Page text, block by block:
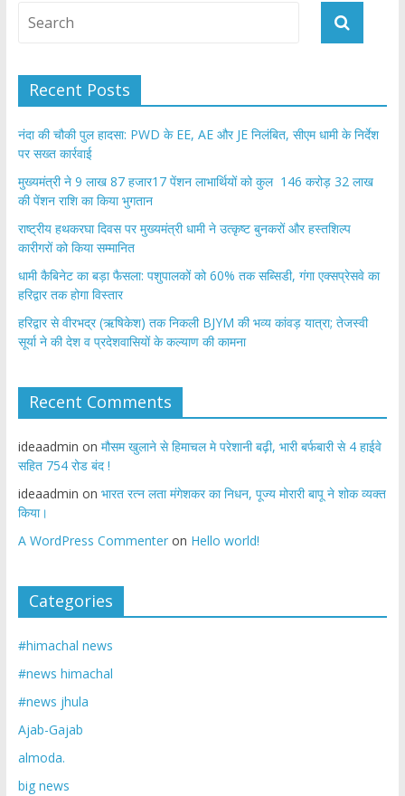
Recent Posts
नंदा की चौकी पुल हादसा: PWD के EE, AE और JE निलंबित, सीएम धामी के निर्देश
पर सख्त कार्रवाई
मुख्यमंत्री ने 9 लाख 87 हजार17 पेंशन लाभार्थियों को कुल 146 करोड़ 32 लाख
की पेंशन राशि का किया भुगतान
राष्ट्रीय हथकरघा दिवस पर मुख्यमंत्री धामी ने उत्कृष्ट बुनकरों और हस्तशिल्प
कारीगरों को किया सम्मानित
​धामी कैबिनेट का बड़ा फैसला: पशुपालकों को 60% तक सब्सिडी, गंगा एक्सप्रेसवे का
हरिद्वार तक होगा विस्तार
​हरिद्वार से वीरभद्र (ऋषिकेश) तक निकली BJYM की भव्य कांवड़ यात्रा; तेजस्वी
सूर्या ने की देश व प्रदेशवासियों के कल्याण की कामना
Recent Comments
ideaadmin on मौसम खुलाने से हिमाचल मे परेशानी बढ़ी, भारी बर्फबारी से 4 हाईवे
सहित 754 रोड बंद !
ideaadmin on भारत रत्न लता मंगेशकर का निधन, पूज्य मोरारी बापू ने शोक व्यक्त
किया।
A WordPress Commenteron Hello world!
Categories
#himachal news
#news himachal
#news jhula
Ajab-Gajab
almoda.
big news